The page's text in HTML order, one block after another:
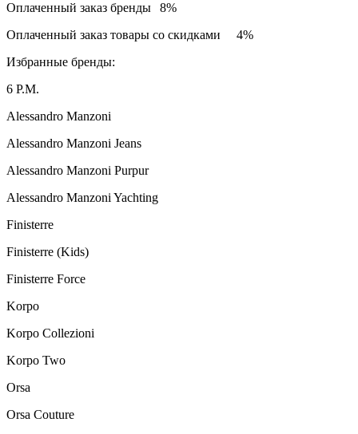
Оплаченный заказ бренды
8%
Оплаченный заказ товары со скидками
4%
Избранные бренды:
6 P.M.
Alessandro Manzoni
Alessandro Manzoni Jeans
Alessandro Manzoni Purpur
Alessandro Manzoni Yachting
Finisterre
Finisterre (Kids)
Finisterre Force
Korpo
Korpo Collezioni
Korpo Two
Orsa
Orsa Couture